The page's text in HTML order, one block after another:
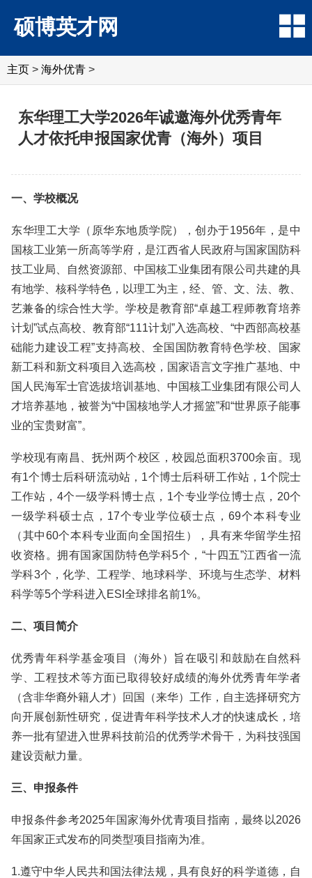
硕博英才网
主页 > 海外优青 >
东华理工大学2026年诚邀海外优秀青年
人才依托申报国家优青（海外）项目
一、学校概况
东华理工大学（原华东地质学院），创办于1956年，是中
国核工业第一所高等学府，是江西省人民政府与国家国防科
技工业局、自然资源部、中国核工业集团有限公司共建的具
有地学、核科学特色，以理工为主，经、管、文、法、教、
艺兼备的综合性大学。学校是教育部“卓越工程师教育培养
计划”试点高校、教育部“111计划”入选高校、“中西部高校基
础能力建设工程”支持高校、全国国防教育特色学校、国家
新工科和新文科项目入选高校，国家语言文字推广基地、中
国人民海军士官选拔培训基地、中国核工业集团有限公司人
才培养基地，被誉为“中国核地学人才摇篮”和“世界原子能事
业的宝贵财富”。
学校现有南昌、抚州两个校区，校园总面积3700余亩。现
有1个博士后科研流动站，1个博士后科研工作站，1个院士
工作站，4个一级学科博士点，1个专业学位博士点，20个
一级学科硕士点，17个专业学位硕士点，69个本科专业
（其中60个本科专业面向全国招生），具有来华留学生招
收资格。拥有国家国防特色学科5个，“十四五”江西省一流
学科3个，化学、工程学、地球科学、环境与生态学、材料
科学等5个学科进入ESI全球排名前1%。
二、项目简介
优秀青年科学基金项目（海外）旨在吸引和鼓励在自然科
学、工程技术等方面已取得较好成绩的海外优秀青年学者
（含非华裔外籍人才）回国（来华）工作，自主选择研究方
向开展创新性研究，促进青年科学技术人才的快速成长，培
养一批有望进入世界科技前沿的优秀学术骨干，为科技强国
建设贡献力量。
三、申报条件
申报条件参考2025年国家海外优青项目指南，最终以2026
年国家正式发布的同类型项目指南为准。
1.遵守中华人民共和国法律法规，具有良好的科学道德，自